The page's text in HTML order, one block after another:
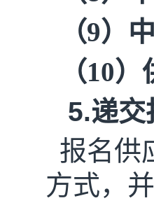
（9）
（10）
5.递交
报名供
方式，